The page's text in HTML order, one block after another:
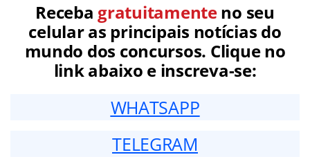
Receba gratuitamenteno seu
celular as principais notícias do
mundo dos concursos. Clique no
link abaixo e inscreva-se:
WHATSAPP
TELEGRAM